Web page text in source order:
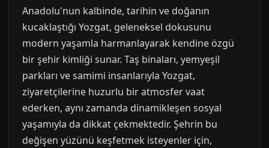
Anadolu'nun kalbinde, tarihin ve doğanın
kucaklaştığı Yozgat, geleneksel dokusunu
modern yaşamla harmanlayarak kendine özgü
bir şehir kimliği sunar. Taş binaları, yemyeşil
parkları ve samimi insanlarıyla Yozgat,
ziyaretçilerine huzurlu bir atmosfer vaat
ederken, aynı zamanda dinamikleşen sosyal
yaşamıyla da dikkat çekmektedir. Şehrin bu
değişen yüzünü keşfetmek isteyenler için,